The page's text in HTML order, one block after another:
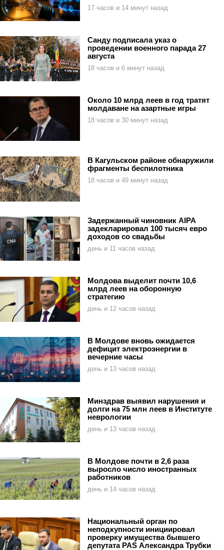
17 часов и 14 минут назад
Санду подписала указ о
проведении военного парада 27
августа
18 часов и 6 минут назад
Около 10 млрд леев в год тратят
молдаване на азартные игры
18 часов и 30 минут назад
В Кагульском районе обнаружили
фрагменты беспилотника
18 часов и 49 минут назад
Задержанный чиновник AIPA
задекларировал 100 тысяч евро
доходов со свадьбы
день и 11 часов назад
Молдова выделит почти 10,6
млрд леев на оборонную
стратегию
день и 12 часов назад
В Молдове вновь ожидается
дефицит электроэнергии в
вечерние часы
день и 13 часов назад
Минздрав выявил нарушения и
долги на 75 млн леев в Институте
неврологии
день и 13 часов назад
В Молдове почти в 2,6 раза
выросло число иностранных
работников
день и 14 часов назад
Национальный орган по
неподкупности инициировал
проверку имущества бывшего
депутата PAS Александра Трубки